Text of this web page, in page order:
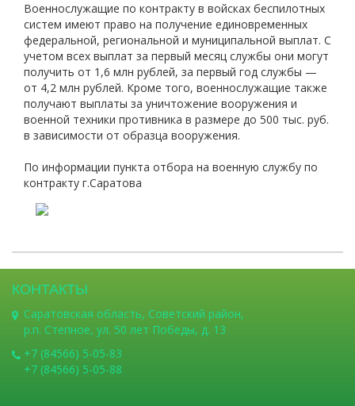
Военнослужащие по контракту в войсках беспилотных
систем имеют право на получение единовременных
федеральной, региональной и муниципальной выплат. С
учетом всех выплат за первый месяц службы они могут
получить от 1,6 млн рублей, за первый год службы —
от 4,2 млн рублей. Кроме того, военнослужащие также
получают выплаты за уничтожение вооружения и
военной техники противника в размере до 500 тыс. руб.
в зависимости от образца вооружения.
По информации пункта отбора на военную службу по
контракту г.Саратова
КОНТАКТЫ
Саратовская область, Советский район,
р.п. Степное, ул. 50 лет Победы, д. 13
+7 (84566) 5-05-83
+7 (84566) 5-05-88